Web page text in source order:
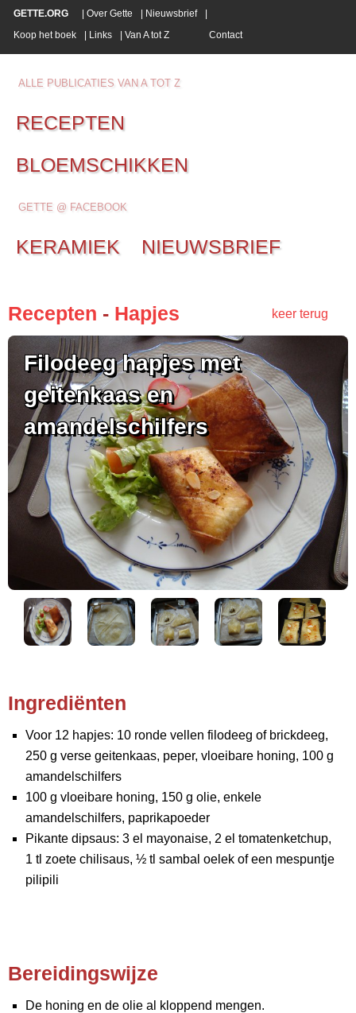
GETTE.ORG Over Gette Nieuwsbrief
Koop het boek
Links Van A tot Z Contact
ALLE PUBLICATIES VAN A TOT Z
RECEPTEN
BLOEMSCHIKKEN
GETTE @ FACEBOOK
KERAMIEK NIEUWSBRIEF
keer terug
Recepten - Hapjes
Filodeeg hapjes met
geitenkaas en
amandelschilfers
Ingrediënten
Voor 12 hapjes: 10 ronde vellen filodeeg of brickdeeg,
250 g verse geitenkaas, peper, vloeibare honing, 100 g
amandelschilfers
100 g vloeibare honing, 150 g olie, enkele
amandelschilfers, paprikapoeder
Pikante dipsaus: 3 el mayonaise, 2 el tomatenketchup,
1 tl zoete chilisaus, ½ tl sambal oelek of een mespuntje
pilipili
Bereidingswijze
De honing en de olie al kloppend mengen.